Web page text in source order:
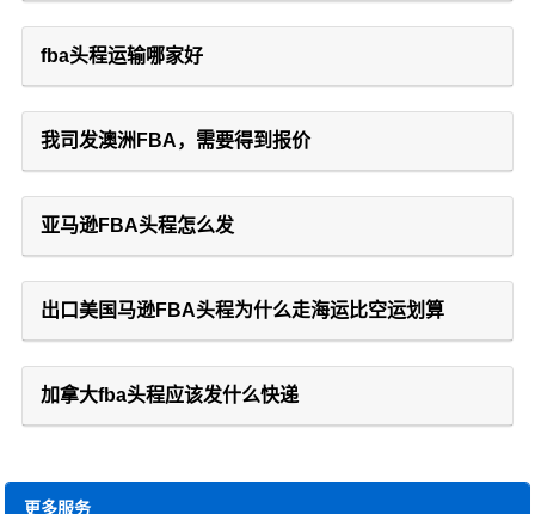
fba头程运输哪家好
我司发澳洲FBA，需要得到报价
亚马逊FBA头程怎么发
出口美国马逊FBA头程为什么走海运比空运划算
加拿大fba头程应该发什么快递
更多服务